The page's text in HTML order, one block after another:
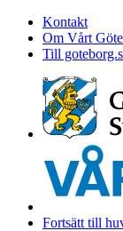
Kontakt
Om Vårt
Till
Fortsätt till